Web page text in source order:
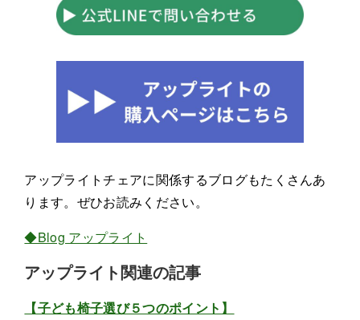
アップライトチェアに関係するブログもたくさんあ
ります。ぜひお読みください。
◆Blog アップライト
アップライト関連の記事
【子ども椅子選び５つのポイント】